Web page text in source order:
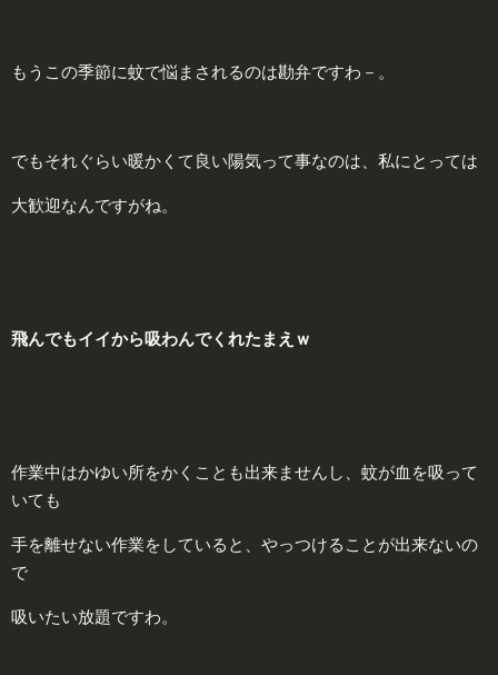
もうこの季節に蚊で悩まされるのは勘弁ですわ－。
でもそれぐらい暖かくて良い陽気って事なのは、私にとっては
大歓迎なんですがね。
飛んでもイイから吸わんでくれたまえｗ
作業中はかゆい所をかくことも出来ませんし、蚊が血を吸って
いても
手を離せない作業をしていると、やっつけることが出来ないの
で
吸いたい放題ですわ。